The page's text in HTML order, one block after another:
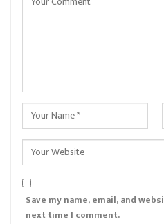
Save my name, email, and
next time I comment.